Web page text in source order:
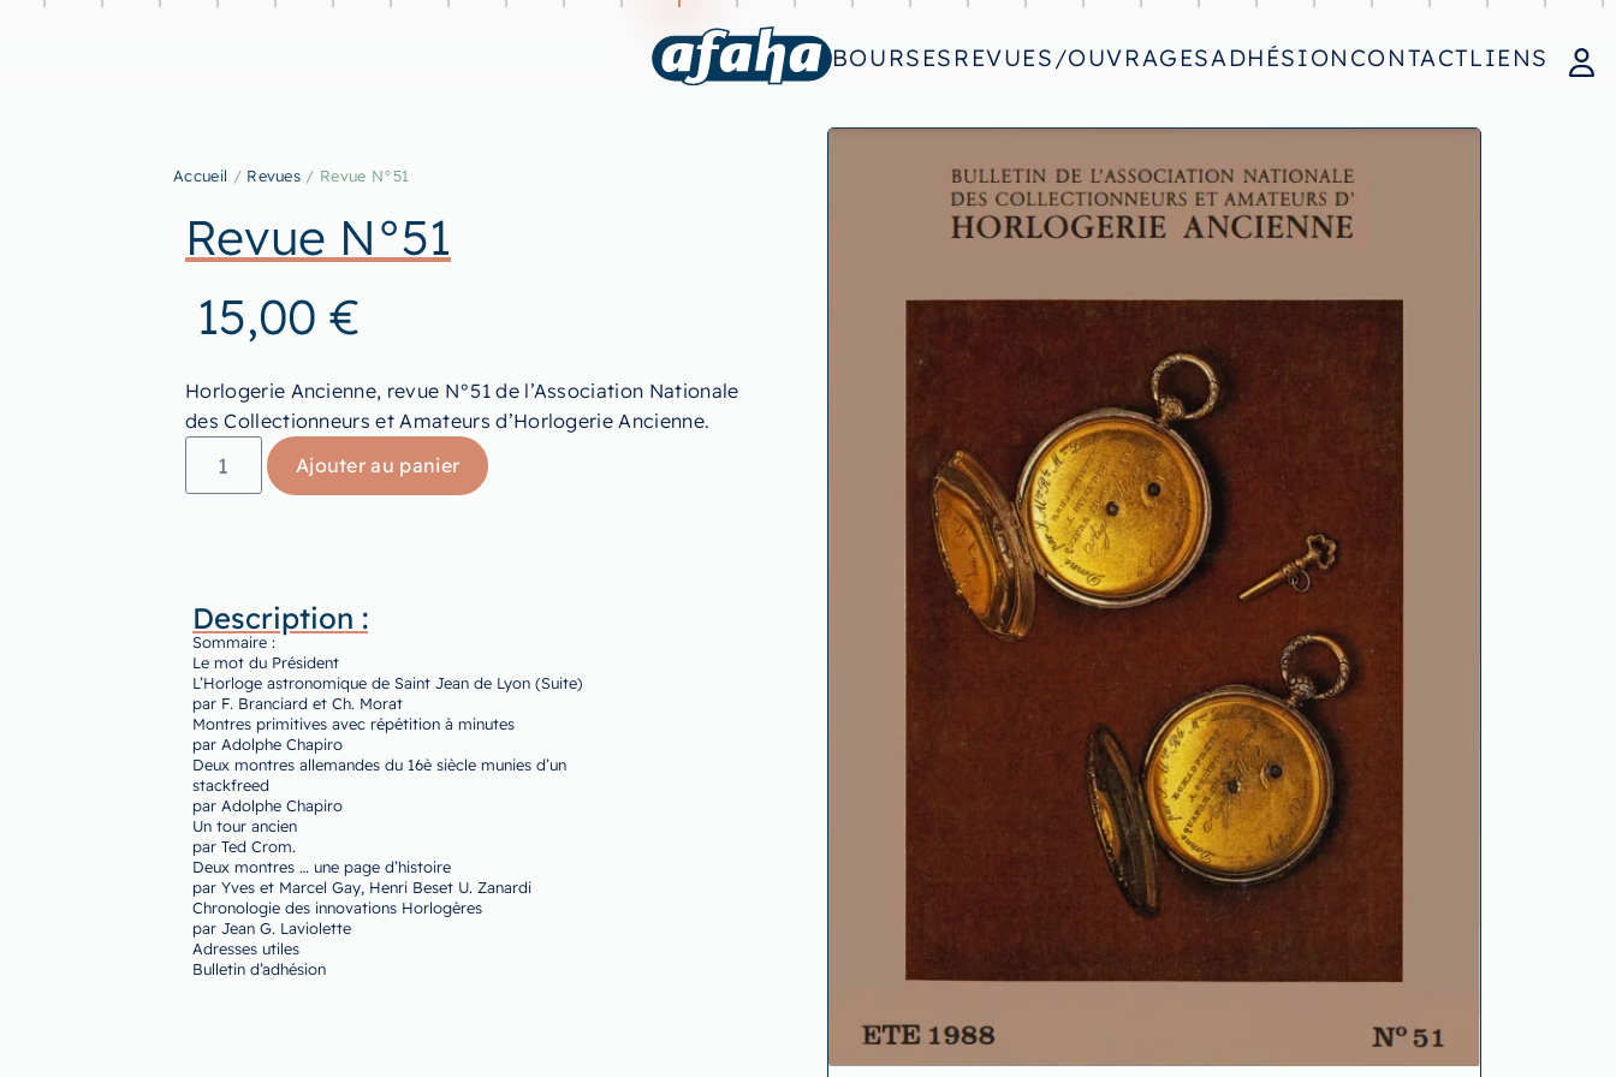
BOURSES REVUES/OUVRAGESADHÉSION CONTACTLIENS
Accueil / Revues / Revue N°51
Revue N°51
15,00 €
Horlogerie Ancienne, revue N°51 de l’Association Nationale
des Collectionneurs et Amateurs d’Horlogerie Ancienne.
Ajouter au panier
Description :
Sommaire :
Le mot du Président
L’Horloge astronomique de Saint Jean de Lyon (Suite)
par F. Branciard et Ch. Morat
Montres primitives avec répétition à minutes
par Adolphe Chapiro
Deux montres allemandes du 16è siècle munies d’un
stackfreed
par Adolphe Chapiro
Un tour ancien
par Ted Crom.
Deux montres … une page d’histoire
par Yves et Marcel Gay, Henri Beset U. Zanardi
Chronologie des innovations Horlogères
par Jean G. Laviolette
Adresses utiles
Bulletin d’adhésion